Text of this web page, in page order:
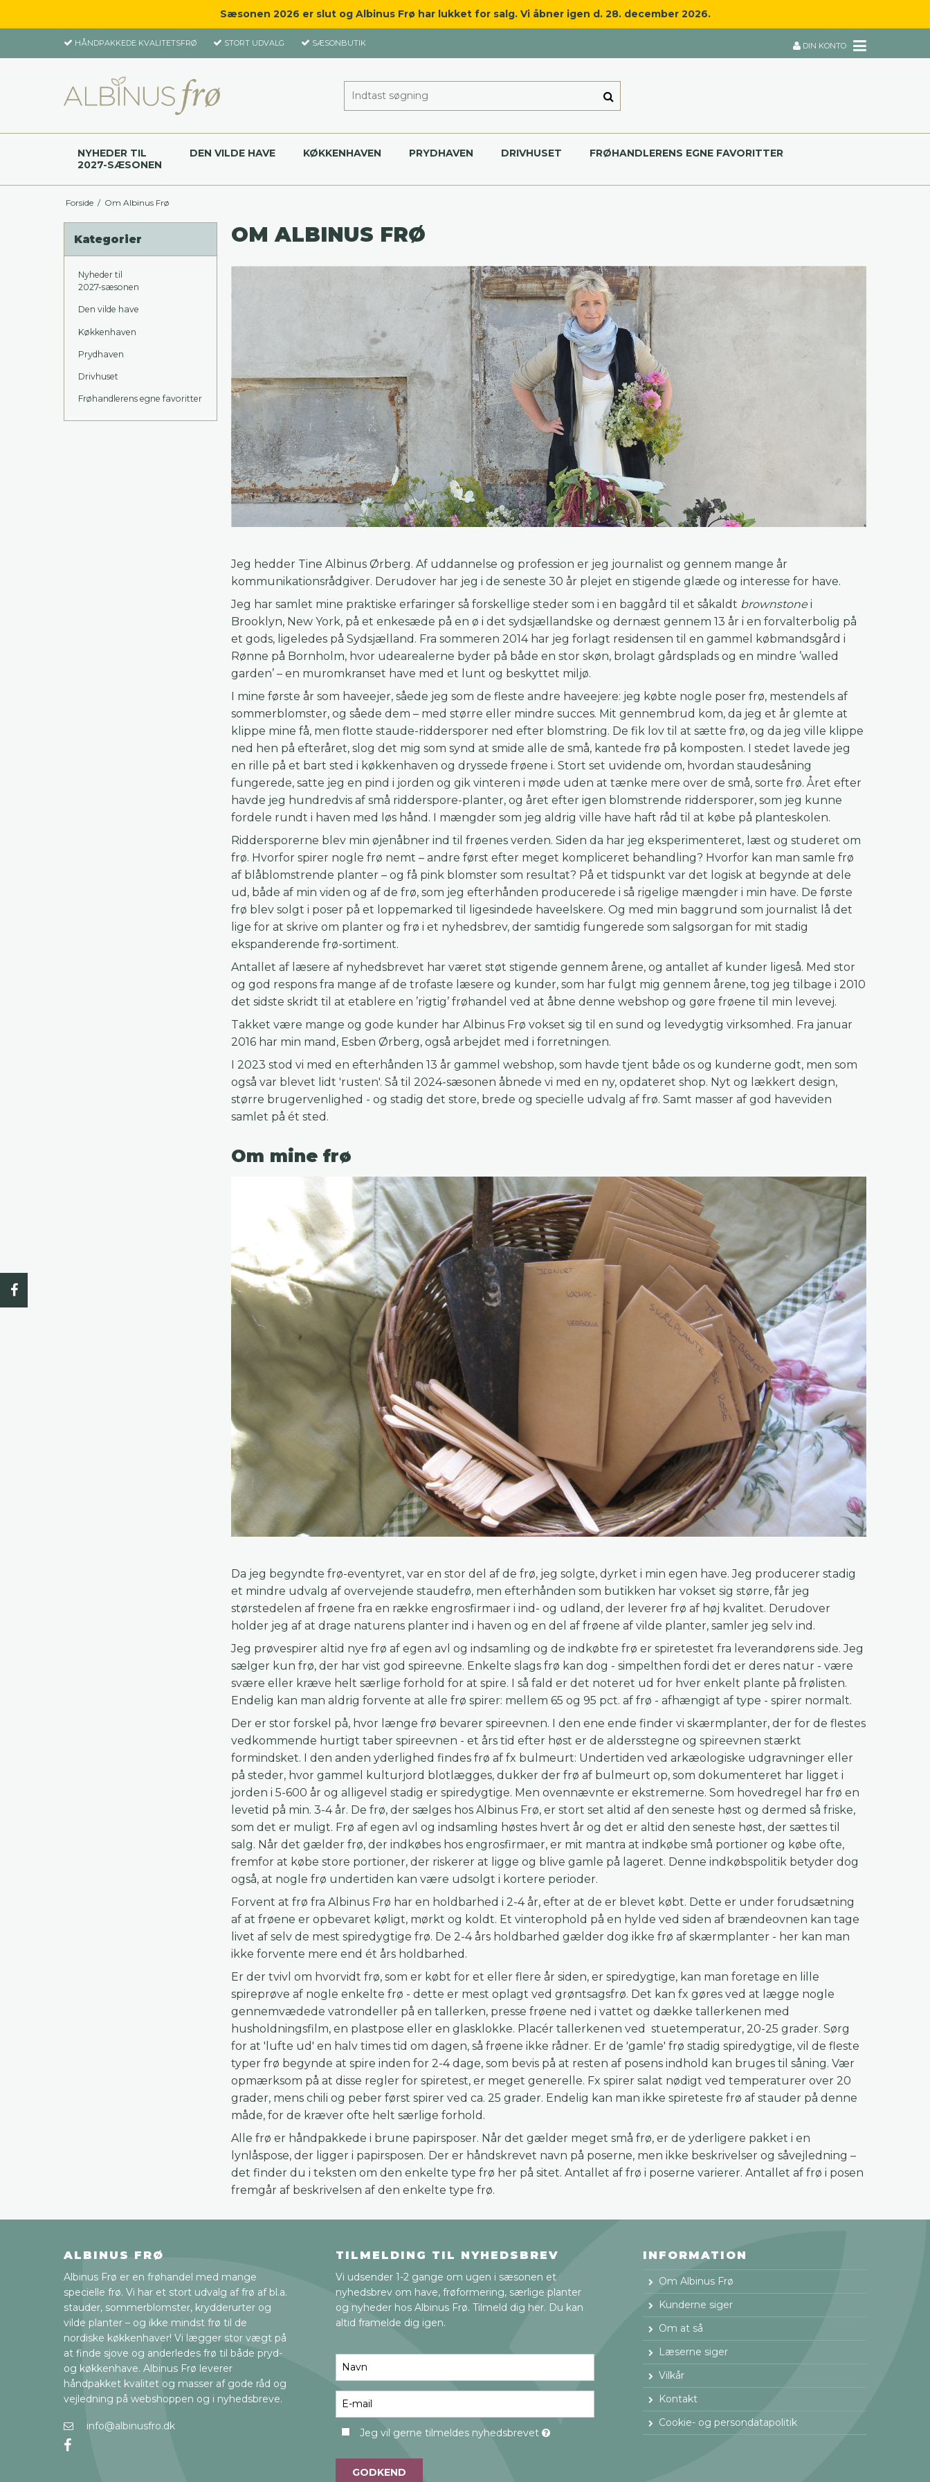
Sæsonen 2026 er slut og Albinus Frø har lukket for salg. Vi åbner igen d. 28. december 2026.
HÅNDPAKKEDE KVALITETSFRØ STORT UDVALG SÆSONBUTIK DIN KONTO
NYHEDER TIL
2027-SÆSONEN
DEN VILDE HAVE KØKKENHAVEN PRYDHAVEN DRIVHUSET FRØHANDLERENS EGNE FAVORITTER
Forside / Om Albinus Frø
Kategorier
Nyheder til
2027-sæsonen
Den vilde have
Køkkenhaven
Prydhaven
Drivhuset
Frøhandlerens egne favoritter
OM ALBINUS FRØ
Jeg hedder Tine Albinus Ørberg. Af uddannelse og profession er jeg journalist og gennem mange år
kommunikationsrådgiver. Derudover har jeg i de seneste 30 år plejet en stigende glæde og interesse for have.
Jeg har samlet mine praktiske erfaringer så forskellige steder som i en baggård til et såkaldt brownstonei
Brooklyn, New York, på et enkesæde på en ø i det sydsjællandske og dernæst gennem 13 år i en forvalterbolig på
et gods, ligeledes på Sydsjælland. Fra sommeren 2014 har jeg forlagt residensen til en gammel købmandsgård i
Rønne på Bornholm, hvor udearealerne byder på både en stor skøn, brolagt gårdsplads og en mindre ’walled
garden’ – en muromkranset have med et lunt og beskyttet miljø.
I mine første år som haveejer, såede jeg som de fleste andre haveejere: jeg købte nogle poser frø, mestendels af
sommerblomster, og såede dem – med større eller mindre succes. Mit gennembrud kom, da jeg et år glemte at
klippe mine få, men flotte staude-riddersporer ned efter blomstring. De fik lov til at sætte frø, og da jeg ville klippe
ned hen på efteråret, slog det mig som synd at smide alle de små, kantede frø på komposten. I stedet lavede jeg
en rille på et bart sted i køkkenhaven og dryssede frøene i. Stort set uvidende om, hvordan staudesåning
fungerede, satte jeg en pind i jorden og gik vinteren i møde uden at tænke mere over de små, sorte frø. Året efter
havde jeg hundredvis af små ridderspore-planter, og året efter igen blomstrende riddersporer, som jeg kunne
fordele rundt i haven med løs hånd. I mængder som jeg aldrig ville have haft råd til at købe på planteskolen.
Riddersporerne blev min øjenåbner ind til frøenes verden. Siden da har jeg eksperimenteret, læst og studeret om
frø. Hvorfor spirer nogle frø nemt – andre først efter meget kompliceret behandling? Hvorfor kan man samle frø
af blåblomstrende planter – og få pink blomster som resultat? På et tidspunkt var det logisk at begynde at dele
ud, både af min viden og af de frø, som jeg efterhånden producerede i så rigelige mængder i min have. De første
frø blev solgt i poser på et loppemarked til ligesindede haveelskere. Og med min baggrund som journalist lå det
lige for at skrive om planter og frø i et nyhedsbrev, der samtidig fungerede som salgsorgan for mit stadig
ekspanderende frø-sortiment.
Antallet af læsere af nyhedsbrevet har været støt stigende gennem årene, og antallet af kunder ligeså. Med stor
og god respons fra mange af de trofaste læsere og kunder, som har fulgt mig gennem årene, tog jeg tilbage i 2010
det sidste skridt til at etablere en ’rigtig’ frøhandel ved at åbne denne webshop og gøre frøene til min levevej.
Takket være mange og gode kunder har Albinus Frø vokset sig til en sund og levedygtig virksomhed. Fra januar
2016 har min mand, Esben Ørberg, også arbejdet med i forretningen.
I 2023 stod vi med en efterhånden 13 år gammel webshop, som havde tjent både os og kunderne godt, men som
også var blevet lidt 'rusten'. Så til 2024-sæsonen åbnede vi med en ny, opdateret shop. Nyt og lækkert design,
større brugervenlighed - og stadig det store, brede og specielle udvalg af frø. Samt masser af god haveviden
samlet på ét sted.
Om mine frø
Da jeg begyndte frø-eventyret, var en stor del af de frø, jeg solgte, dyrket i min egen have. Jeg producerer stadig
et mindre udvalg af overvejende staudefrø, men efterhånden som butikken har vokset sig større, får jeg
størstedelen af frøene fra en række engrosfirmaer i ind- og udland, der leverer frø af høj kvalitet. Derudover
holder jeg af at drage naturens planter ind i haven og en del af frøene af vilde planter, samler jeg selv ind.
Jeg prøvespirer altid nye frø af egen avl og indsamling og de indkøbte frø er spiretestet fra leverandørens side. Jeg
sælger kun frø, der har vist god spireevne. Enkelte slags frø kan dog - simpelthen fordi det er deres natur - være
svære eller kræve helt særlige forhold for at spire. I så fald er det noteret ud for hver enkelt plante på frølisten.
Endelig kan man aldrig forvente at alle frø spirer: mellem 65 og 95 pct. af frø - afhængigt af type - spirer normalt.
Der er stor forskel på, hvor længe frø bevarer spireevnen. I den ene ende finder vi skærmplanter, der for de flestes
vedkommende hurtigt taber spireevnen - et års tid efter høst er de aldersstegne og spireevnen stærkt
formindsket. I den anden yderlighed findes frø af fx bulmeurt: Undertiden ved arkæologiske udgravninger eller
på steder, hvor gammel kulturjord blotlægges, dukker der frø af bulmeurt op, som dokumenteret har ligget i
jorden i 5-600 år og alligevel stadig er spiredygtige. Men ovennævnte er ekstremerne. Som hovedregel har frø en
levetid på min. 3-4 år. De frø, der sælges hos Albinus Frø, er stort set altid af den seneste høst og dermed så friske,
som det er muligt. Frø af egen avl og indsamling høstes hvert år og det er altid den seneste høst, der sættes til
salg. Når det gælder frø, der indkøbes hos engrosfirmaer, er mit mantra at indkøbe små portioner og købe ofte,
fremfor at købe store portioner, der riskerer at ligge og blive gamle på lageret. Denne indkøbspolitik betyder dog
også, at nogle frø undertiden kan være udsolgt i kortere perioder.
Forvent at frø fra Albinus Frø har en holdbarhed i 2-4 år, efter at de er blevet købt. Dette er under forudsætning
af at frøene er opbevaret køligt, mørkt og koldt. Et vinterophold på en hylde ved siden af brændeovnen kan tage
livet af selv de mest spiredygtige frø. De 2-4 års holdbarhed gælder dog ikke frø af skærmplanter - her kan man
ikke forvente mere end ét års holdbarhed.
Er der tvivl om hvorvidt frø, som er købt for et eller flere år siden, er spiredygtige, kan man foretage en lille
spireprøve af nogle enkelte frø - dette er mest oplagt ved grøntsagsfrø. Det kan fx gøres ved at lægge nogle
gennemvædede vatrondeller på en tallerken, presse frøene ned i vattet og dække tallerkenen med
husholdningsfilm, en plastpose eller en glasklokke. Placér tallerkenen ved stuetemperatur, 20-25 grader. Sørg
for at 'lufte ud' en halv times tid om dagen, så frøene ikke rådner. Er de 'gamle' frø stadig spiredygtige, vil de fleste
typer frø begynde at spire inden for 2-4 dage, som bevis på at resten af posens indhold kan bruges til såning. Vær
opmærksom på at disse regler for spiretest, er meget generelle. Fx spirer salat nødigt ved temperaturer over 20
grader, mens chili og peber først spirer ved ca. 25 grader. Endelig kan man ikke spireteste frø af stauder på denne
måde, for de kræver ofte helt særlige forhold.
Alle frø er håndpakkede i brune papirsposer. Når det gælder meget små frø, er de yderligere pakket i en
lynlåspose, der ligger i papirsposen. Der er håndskrevet navn på poserne, men ikke beskrivelser og såvejledning –
det finder du i teksten om den enkelte type frø her på sitet. Antallet af frø i poserne varierer. Antallet af frø i posen
fremgår af beskrivelsen af den enkelte type frø.
ALBINUS FRØ
Albinus Frø er en frøhandel med mange
specielle frø. Vi har et stort udvalg af frø af bl.a.
stauder, sommerblomster, krydderurter og
vilde planter – og ikke mindst frø til de
nordiske køkkenhaver! Vi lægger stor vægt på
at finde sjove og anderledes frø til både pryd-
og køkkenhave. Albinus Frø leverer
håndpakket kvalitet og masser af gode råd og
vejledning på webshoppen og i nyhedsbreve.
info@albinusfro.dk
TILMELDING TIL NYHEDSBREV
Vi udsender 1-2 gange om ugen i sæsonen et
nyhedsbrev om have, frøformering, særlige planter
og nyheder hos Albinus Frø. Tilmeld dig her. Du kan
altid framelde dig igen.
Jeg vil gerne tilmeldes nyhedsbrevet
GODKEND
INFORMATION
Om Albinus Frø
Kunderne siger
Om at så
Læserne siger
Vilkår
Kontakt
Cookie- og persondatapolitik